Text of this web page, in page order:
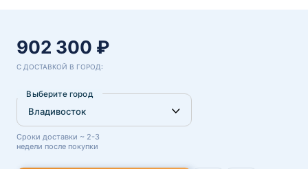
902 300 ₽
С ДОСТАВКОЙ В ГОРОД:
Выберите город
Сроки доставки ~ 2-3
недели после покупки